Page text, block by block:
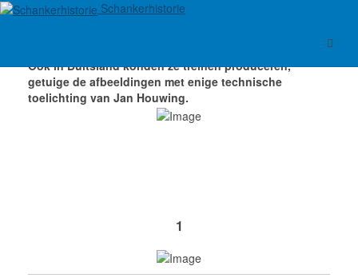
Schankerhistorie
Ook in Duitsland konden ze treinen produceren,
getuige de afbeeldingen met enige technische
toelichting van Jan Houwing.
1